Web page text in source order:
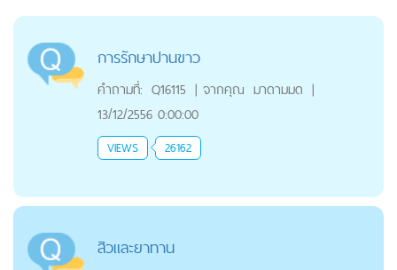
การรักษาปานขาว
คำถามที่: Q16115 | จากคุณ มาดามมด |
13/12/2556 0:00:00
VIEWS 26162
สิวและยาทาน